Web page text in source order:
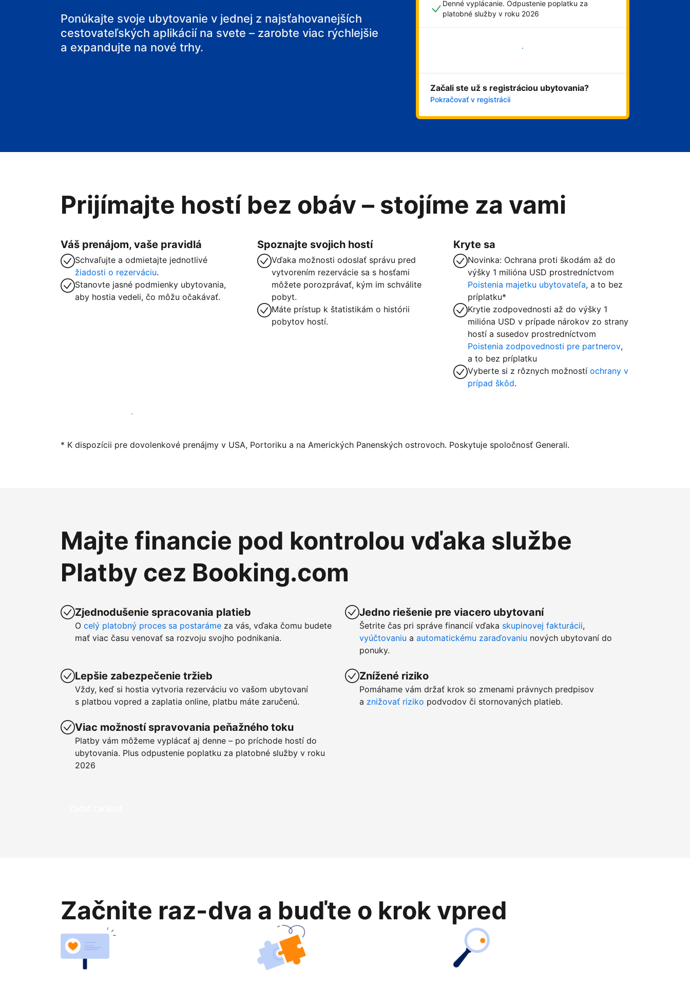
svoj penzión
svoje bed and breakfast
Ponúkajte svoje ubytovanie v jednej z najsťahovanejších
cestovateľských aplikácií na svete – zarobte viac rýchlejšie
a expandujte na nové trhy.
Denné vyplácanie. Odpustenie poplatku za
platobné služby v roku 2026
Začali ste už s registráciou ubytovania?
Pokračovať v registrácii
Prijímajte hostí bez obáv – stojíme za vami
Váš prenájom, vaše pravidlá
Schvaľujte a odmietajte jednotlivé
žiadosti o rezerváciu.
Stanovte jasné podmienky ubytovania,
aby hostia vedeli, čo môžu očakávať.
Spoznajte svojich hostí
Vďaka možnosti odoslať správu pred
vytvorením rezervácie sa s hosťami
môžete porozprávať, kým im schválite
pobyt.
Máte prístup k štatistikám o histórii
pobytov hostí.
Kryte sa
Novinka: Ochrana proti škodám až do
výšky 1 milióna USD prostredníctvom
Poistenia majetku ubytovateľa, a to bez
príplatku*
Krytie zodpovednosti až do výšky 1
milióna USD v prípade nárokov zo strany
hostí a susedov prostredníctvom
Poistenia zodpovednosti pre partnerov,
a to bez príplatku
Vyberte si z rôznych možnostíochrany v
prípad škôd.
Začať ponúkať svoje ubytovanie
* K dispozícii pre dovolenkové prenájmy v USA, Portoriku a na Amerických Panenských ostrovoch. Poskytuje spoločnosť Generali.
Majte financie pod kontrolou vďaka službe
Platby cez Booking.com
Zjednodušenie spracovania platieb
O celý platobný proces sa postaráme za vás, vďaka čomu budete
mať viac času venovať sa rozvoju svojho podnikania.
Lepšie zabezpečenie tržieb
Vždy, keď si hostia vytvoria rezerváciu vo vašom ubytovaní
s platbou vopred a zaplatia online, platbu máte zaručenú.
Viac možností spravovania peňažného toku
Platby vám môžeme vyplácať aj denne – po príchode hostí do
ubytovania. Plus odpustenie poplatku za platobné služby v roku
2026
Jedno riešenie pre viacero ubytovaní
Šetrite čas pri správe financií vďaka skupinovej fakturácii,
vyúčtovaniu a automatickému zaraďovaniu nových ubytovaní do
ponuky.
Znížené riziko
Pomáhame vám držať krok so zmenami právnych predpisov
a znižovať riziko podvodov či stornovaných platieb.
Začať zarábať
Začnite raz-dva a buďte o krok vpred